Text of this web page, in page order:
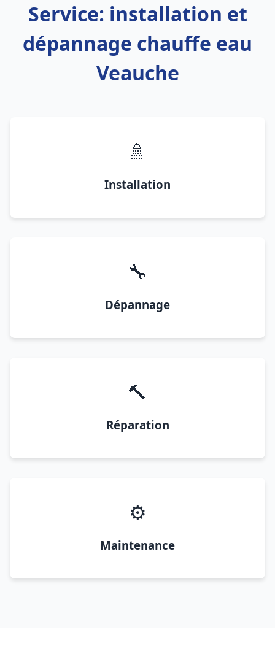
Service: installation et
dépannage chauffe eau
Veauche
🚿
Installation
🔧
Dépannage
🔨
Réparation
⚙️
Maintenance